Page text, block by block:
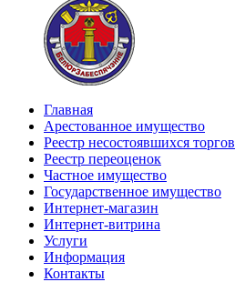
Главная
Арестованное имущество
Реестр несостоявшихся торгов
Реестр переоценок
Частное имущество
Государственное имущество
Интернет-магазин
Интернет-витрина
Услуги
Информация
Контакты